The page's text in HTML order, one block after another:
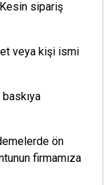
Kesin sipariş
veya kişi ismi
ön
firmamıza